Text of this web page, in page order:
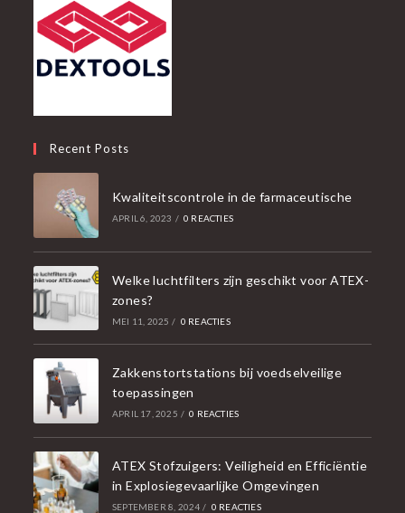
Recent Posts
Kwaliteitscontrole in de farmaceutische
APRIL 6, 2023 / 0 REACTIES
Welke luchtfilters zijn geschikt voor ATEX-
zones?
MEI 11, 2025 / 0 REACTIES
Zakkenstortstations bij voedselveilige
toepassingen
APRIL 17, 2025 / 0 REACTIES
ATEX Stofzuigers: Veiligheid en Efficiëntie
in Explosiegevaarlijke Omgevingen
SEPTEMBER 8, 2024 / 0 REACTIES